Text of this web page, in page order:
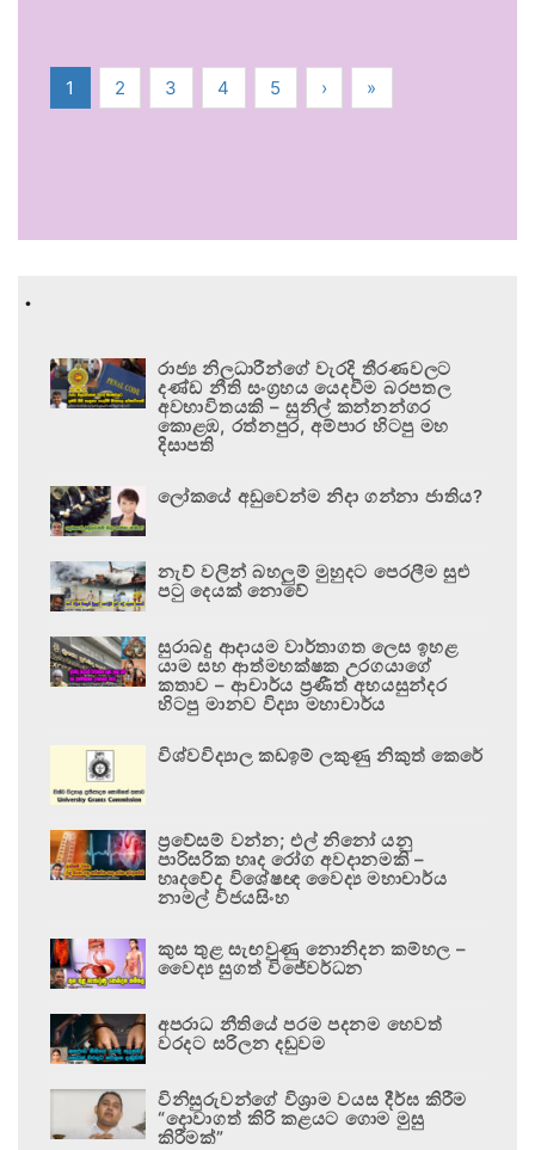
1 2 3 4 5 › »
.
රාජ්‍ය නිලධාරීන්ගේ වැරදි තීරණවලට
දණ්ඩ නීති සංග්‍රහය යෙදවීම බරපතල
අවභාවිතයකි – සුනිල් කන්නන්ගර
කොළඹ, රත්නපුර, අම්පාර හිටපු මහ
දිසාපති
ලෝකයේ අඩුවෙන්ම නිදා ගන්නා ජාතිය?
නැව් වලින් බහලුම් මුහුදට පෙරලීම සුළු
පටු දෙයක් නොවේ
සුරාබදු ආදායම වාර්තාගත ලෙස ඉහළ
යාම සහ ආත්මභක්ෂක උරගයාගේ
කතාව – ආචාර්ය ප්‍රණීත් අභයසුන්දර
හිටපු මානව විද්‍යා මහාචාර්ය
විශ්වවිද්‍යාල කඩඉම් ලකුණු නිකුත් කෙරේ
ප්‍රවේසම් වන්න; එල් නිනෝ යනු
පාරිසරික හෘද රෝග අවදානමකි –
හෘදවේද විශේෂඥ වෛද්‍ය මහාචාර්ය
නාමල් විජයසිංහ
කුස තුළ සැඟවුණු නොනිදන කම්හල –
වෛද්‍ය සුගත් විජේවර්ධන
අපරාධ නීතියේ පරම පදනම හෙවත්
වරදට සරිලන දඬුවම
විනිසුරුවන්ගේ විශ්‍රාම වයස දීර්ඝ කිරීම
“දොවාගත් කිරි කළයට ගොම මුසු
කිරීමක්”